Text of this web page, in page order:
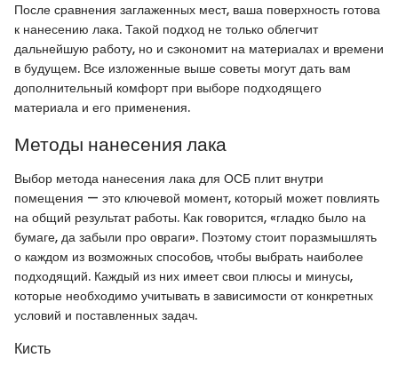
После сравнения заглаженных мест, ваша поверхность готова
к нанесению лака. Такой подход не только облегчит
дальнейшую работу, но и сэкономит на материалах и времени
в будущем. Все изложенные выше советы могут дать вам
дополнительный комфорт при выборе подходящего
материала и его применения.
Методы нанесения лака
Выбор метода нанесения лака для ОСБ плит внутри
помещения — это ключевой момент, который может повлиять
на общий результат работы. Как говорится, «гладко было на
бумаге, да забыли про овраги». Поэтому стоит поразмышлять
о каждом из возможных способов, чтобы выбрать наиболее
подходящий. Каждый из них имеет свои плюсы и минусы,
которые необходимо учитывать в зависимости от конкретных
условий и поставленных задач.
Кисть